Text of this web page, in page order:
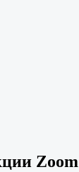
Zoom